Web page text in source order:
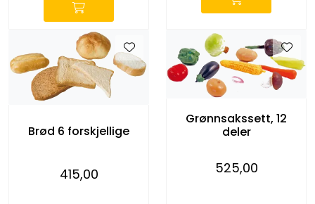
Brød 6 forskjellige
415,00
Grønnsakssett, 12
deler
525,00